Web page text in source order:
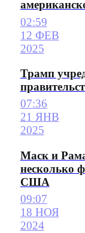
02:59
12 ФЕВ
2025
Трамп
07:36
21 ЯНВ
2025
Маск и
несколько
США
09:07
18 НОЯ
2024